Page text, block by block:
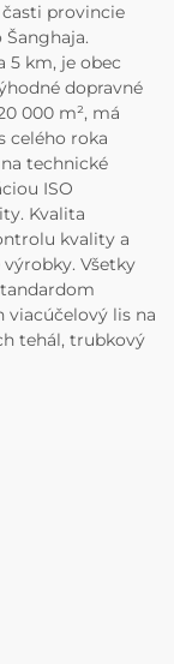
provincie
5 km, je obec
dopravné
000 m², má
celého roka
technické
ISO
Kvalita
kvality a
Všetky
viacúčelový lis na
tehál, trubkový